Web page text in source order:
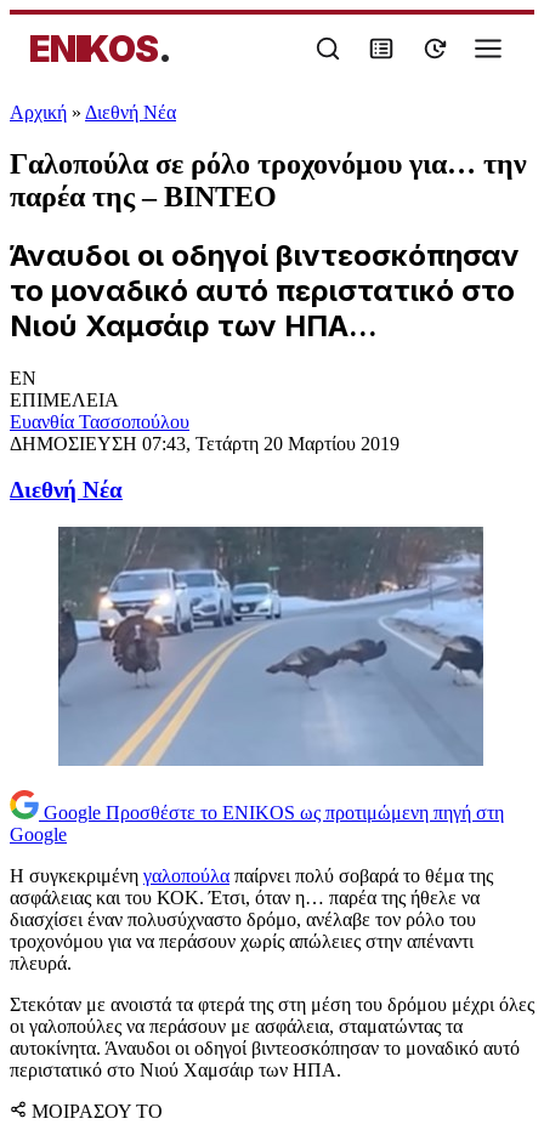
ENIKOS.
Αρχική » Διεθνή Νέα
Γαλοπούλα σε ρόλο τροχονόμου για… την
παρέα της – ΒΙΝΤΕΟ
Άναυδοι οι οδηγοί βιντεοσκόπησαν
το μοναδικό αυτό περιστατικό στο
Νιού Χαμσάιρ των ΗΠΑ...
EN
ΕΠΙΜΕΛΕΙΑ
Ευανθία Τασσοπούλου
ΔΗΜΟΣΙΕΥΣΗ 07:43, Τετάρτη 20 Μαρτίου 2019
Διεθνή Νέα
Google Προσθέστε το ENIKOS ως προτιμώμενη πηγή στη
Google
Η συγκεκριμένη γαλοπούλα παίρνει πολύ σοβαρά το θέμα της
ασφάλειας και του ΚΟΚ. Έτσι, όταν η… παρέα της ήθελε να
διασχίσει έναν πολυσύχναστο δρόμο, ανέλαβε τον ρόλο του
τροχονόμου για να περάσουν χωρίς απώλειες στην απέναντι
πλευρά.
Στεκόταν με ανοιστά τα φτερά της στη μέση του δρόμου μέχρι όλες
οι γαλοπούλες να περάσουν με ασφάλεια, σταματώντας τα
αυτοκίνητα. Άναυδοι οι οδηγοί βιντεοσκόπησαν το μοναδικό αυτό
περιστατικό στο Νιού Χαμσάιρ των ΗΠΑ.
ΜΟΙΡΑΣΟΥ ΤΟ